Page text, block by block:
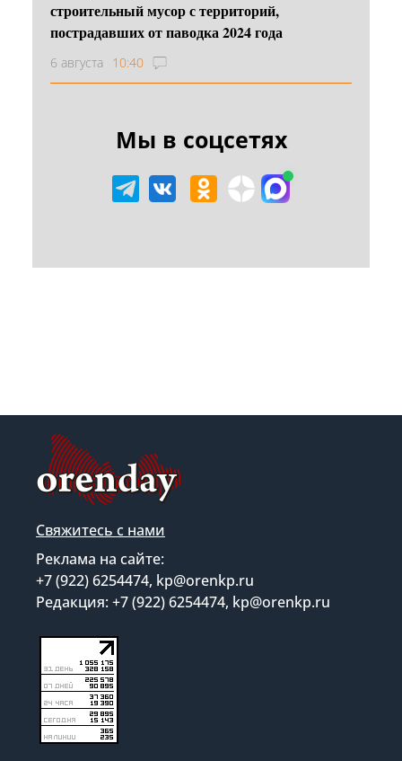
строительный мусор с территорий,
пострадавших от паводка 2024 года
6 августа 10:40
Мы в соцсетях
Свяжитесь с нами
Реклама на сайте:
+7 (922) 6254474, kp@orenkp.ru
Редакция: +7 (922) 6254474, kp@orenkp.ru